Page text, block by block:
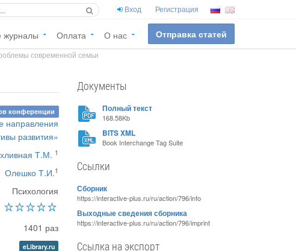
Вход Регистрация
журналы Оплата О нас Отправка статей
современной семьи
конференции
направления
развития»
Т.М. 1
Олешко Т.И.1
Психология
1401 раз
eLibrary.ru
Документы
Полный текст
168.58Kb
BITS XML
Book Interchange Tag Suite
Ссылки
Сборник
https://interactive-plus.ru/ru/action/796/info
Выходные сведения сборника
https://interactive-plus.ru/ru/action/796/imprint
Ссылка на экспорт